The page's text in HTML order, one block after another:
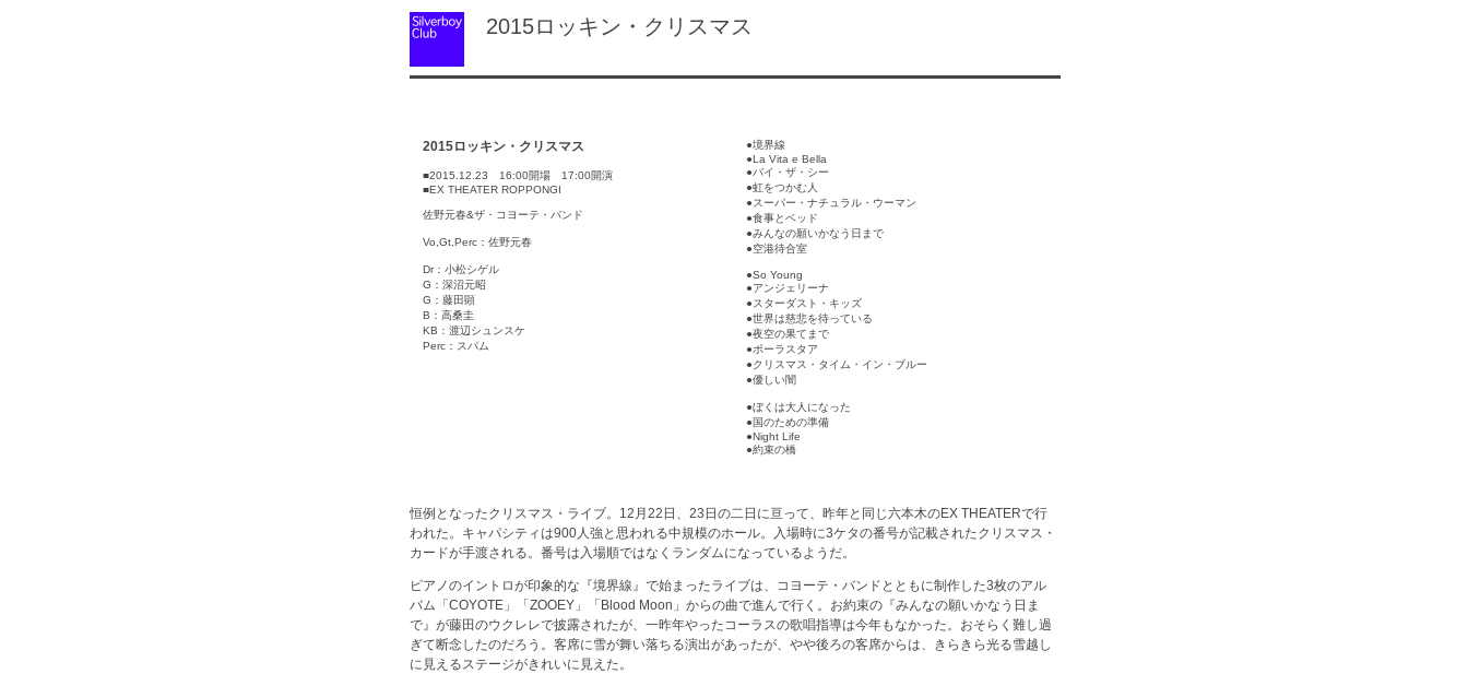
2015ロッキン・クリスマス
2015ロッキン・クリスマス
■2015.12.23 16:00開場 17:00開演
■EX THEATER ROPPONGI
佐野元春&ザ・コヨーテ・バンド
Vo,Gt,Perc：佐野元春
Dr：小松シゲル
G：深沼元昭
G：藤田顕
B：高桑圭
KB：渡辺シュンスケ
Perc：スパム
●境界線
●La Vita e Bella
●バイ・ザ・シー
●虹をつかむ人
●スーパー・ナチュラル・ウーマン
●食事とベッド
●みんなの願いかなう日まで
●空港待合室
●So Young
●アンジェリーナ
●スターダスト・キッズ
●世界は慈悲を待っている
●夜空の果てまで
●ポーラスタア
●クリスマス・タイム・イン・ブルー
●優しい闇
●ぼくは大人になった
●国のための準備
●Night Life
●約束の橋
恒例となったクリスマス・ライブ。12月22日、23日の二日に亘って、昨年と同じ六本木のEX THEATERで行
われた。キャパシティは900人強と思われる中規模のホール。入場時に3ケタの番号が記載されたクリスマス・
カードが手渡される。番号は入場順ではなくランダムになっているようだ。
ピアノのイントロが印象的な『境界線』で始まったライブは、コヨーテ・バンドとともに制作した3枚のアル
バム「COYOTE」「ZOOEY」「Blood Moon」からの曲で進んで行く。お約束の『みんなの願いかなう日ま
で』が藤田のウクレレで披露されたが、一昨年やったコーラスの歌唱指導は今年もなかった。おそらく難し過
ぎて断念したのだろう。客席に雪が舞い落ちる演出があったが、やや後ろの客席からは、きらきら光る雪越し
に見えるステージがきれいに見えた。